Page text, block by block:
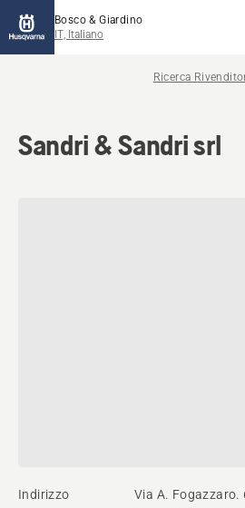
Bosco & Giardino
IT, Italiano
Ricerca
Sandri & Sandri srl
Indirizzo
Via A. Fogazzaro.